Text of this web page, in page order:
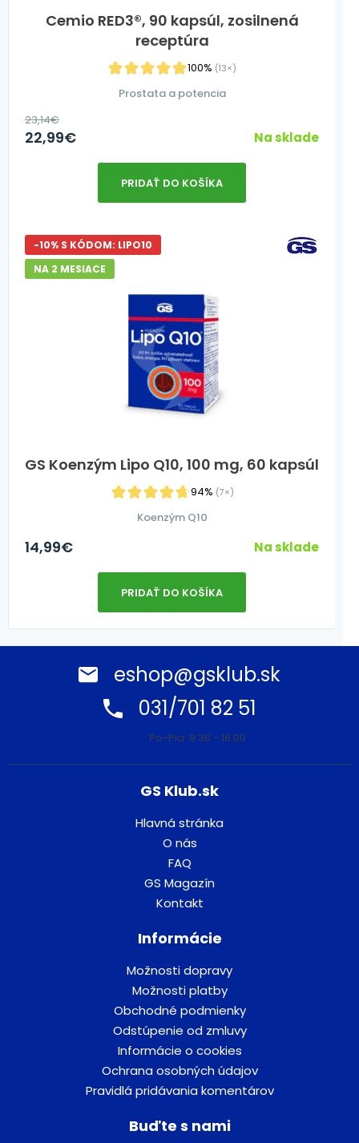
Cemio RED3®, 90 kapsúl, zosilnená
receptúra
100% (13×)
Prostata a potencia
23,14€
22,99€ Na sklade
PRIDAŤ DO KOŠÍKA
GS Koenzým Lipo Q10, 100 mg, 60 kapsúl
94% (7×)
-10% S KÓDOM: LIPO10
NA 2 MESIACE
Koenzým Q10
14,99€ Na sklade
PRIDAŤ DO KOŠÍKA
eshop@gsklub.sk
031/701 82 51
Po-Pia: 8:30 - 16:00
GS Klub.sk
Hlavná stránka
O nás
FAQ
GS Magazín
Kontakt
Informácie
Možnosti dopravy
Možnosti platby
Obchodné podmienky
Odstúpenie od zmluvy
Informácie o cookies
Ochrana osobných údajov
Pravidlá pridávania komentárov
Buďte s nami